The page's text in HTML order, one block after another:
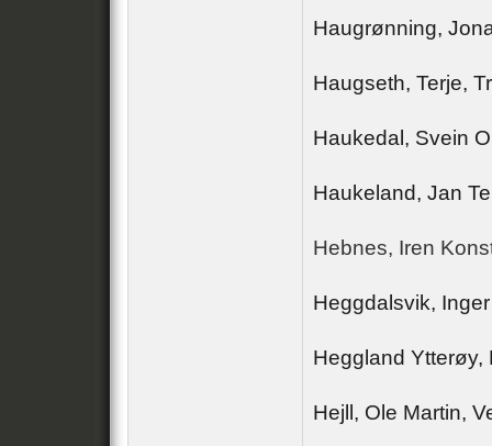
Haugrønning,
Haugseth, Terje,
Haukedal, Svein
Haukeland, Jan
Hebnes, Iren
Heggdalsvik,
Heggland Ytterøy,
Hejll, Ole Martin,